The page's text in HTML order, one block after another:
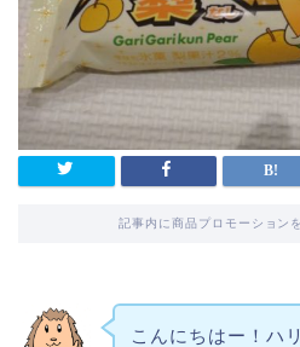
記事内に商品プロモーション
こんにちはー！ハ